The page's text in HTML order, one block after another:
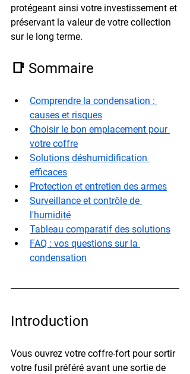
protégeant ainsi votre investissement et
préservant la valeur de votre collection
sur le long terme.
📑 Sommaire
Comprendre la condensation :
causes et risques
Choisir le bon emplacement pour
votre coffre
Solutions déshumidification
efficaces
Protection et entretien des armes
Surveillance et contrôle de
l'humidité
Tableau comparatif des solutions
FAQ : vos questions sur la
condensation
Introduction
Vous ouvrez votre coffre-fort pour sortir
votre fusil préféré avant une sortie de